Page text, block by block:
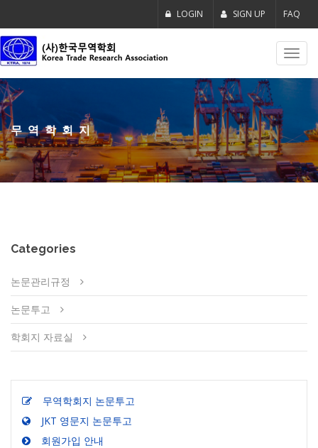
LOGIN SIGN UP FAQ
무역학회지
Categories
논문관리규정
논문투고
학회지 자료실
무역학회지 논문투고
JKT 영문지 논문투고
회원가입 안내